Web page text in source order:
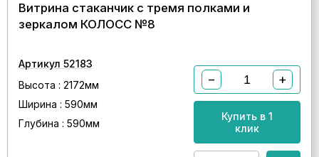
Витрина стаканчик с тремя полками и
зеркалом КОЛОСС №8
Артикул 52183
Высота : 2172мм
Ширина : 590мм
Глубина : 590мм
− +
Купить в 1
клик